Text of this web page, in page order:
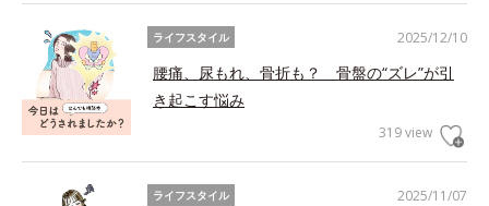
2025/12/10
ライフスタイル
腰痛、尿もれ、骨折も？ 骨盤の“ズレ”が引
き起こす悩み
319 view
2025/11/07
ライフスタイル